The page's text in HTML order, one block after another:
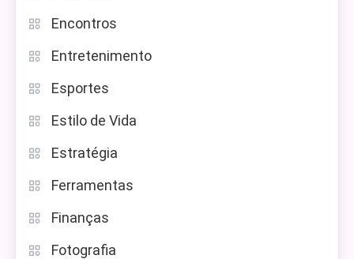
Encontros
Entretenimento
Esportes
Estilo de Vida
Estratégia
Ferramentas
Finanças
Fotografia